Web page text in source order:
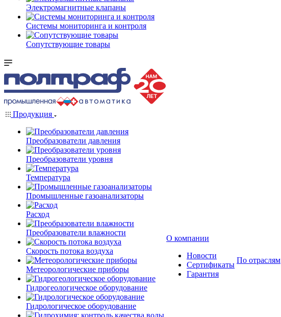
Электромагнитные клапаны
Системы мониторинга и контроля
Сопутствующие товары
Продукция
Преобразователи давления
Преобразователи уровня
Температура
Промышленные газоанализаторы
Расход
Преобразователи влажности
Скорость потока воздуха
Метеорологические приборы
Гидрогеологическое оборудование
Гидрологическое оборудование
О компании
Новости
Сертификаты
Гарантия
По отраслям